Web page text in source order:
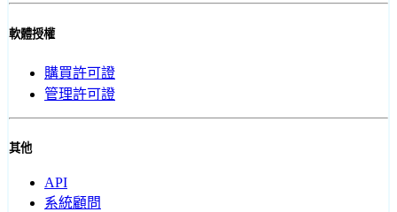
軟體授權
購買許可證
管理許可證
其他
API
系統顧問